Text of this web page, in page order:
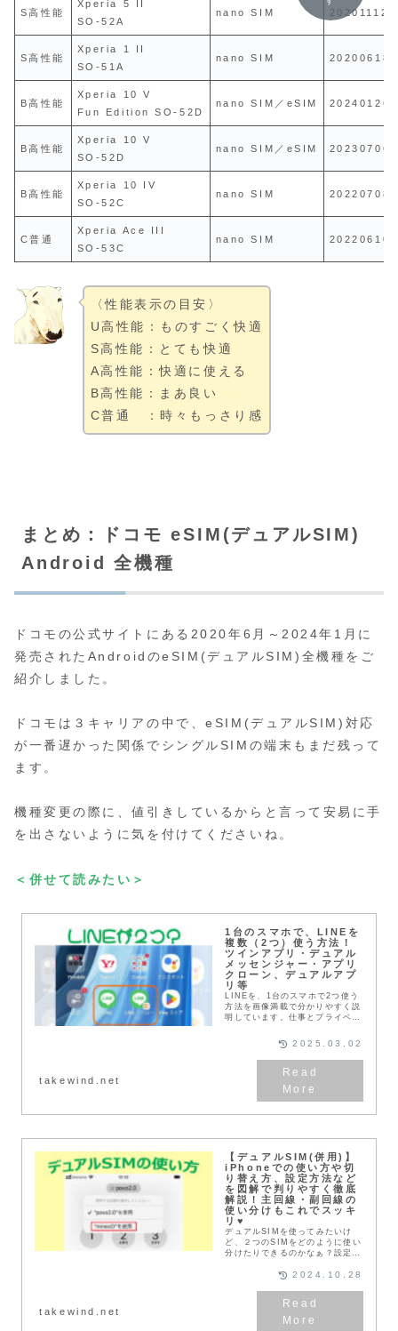
S高性能
Xperia 5 II
SO-52A
nano SIM 20201112
S高性能
Xperia 1 II
SO-51A
nano SIM 20200618
B高性能
Xperia 10 V
Fun Edition SO-52D
nano SIM／eSIM 20240126
B高性能
Xperia 10 V
SO-52D
nano SIM／eSIM 20230706
B高性能
Xperia 10 IV
SO-52C
nano SIM 20220708
C普通
Xperia Ace III
SO-53C
nano SIM 20220610
〈性能表示の目安〉
U高性能：ものすごく快適
S高性能：とても快適
A高性能：快適に使える
B高性能：まあ良い
C普通 ：時々もっさり感
まとめ：ドコモ eSIM(デュアルSIM)
Android 全機種
ドコモの公式サイトにある2020年6月～2024年1月に
発売されたAndroidのeSIM(デュアルSIM)全機種をご
紹介しました。
ドコモは３キャリアの中で、eSIM(デュアルSIM)対応
が一番遅かった関係でシングルSIMの端末もまだ残って
ます。
機種変更の際に、値引きしているからと言って安易に手
を出さないように気を付けてくださいね。
＜併せて読みたい＞
1台のスマホで、LINEを
複数（2つ）使う方法！
ツインアプリ・デュアル
メッセンジャー・アプリ
クローン、デュアルアプ
リ等
LINEを、1台のスマホで2つ使う
方法を画像満載で分かりやすく説
明しています。仕事とプライベー
外なほどカンタンです。だけどち
ゃんと動くから...
takewind.net
2025.03.02
【デュアルSIM(併用)】
iPhoneでの使い方や切
り替え方、設定方法など
を図解で判りやすく徹底
解説！主回線・副回線の
使い分けもこれでスッキ
リ♥️
デュアルSIMを使ってみたいけ
ど、２つのSIMをどのように使い
分けたりできるのかなぁ？設定で
の記事では、そんな事を考えてい
takewind.net
2024.10.28